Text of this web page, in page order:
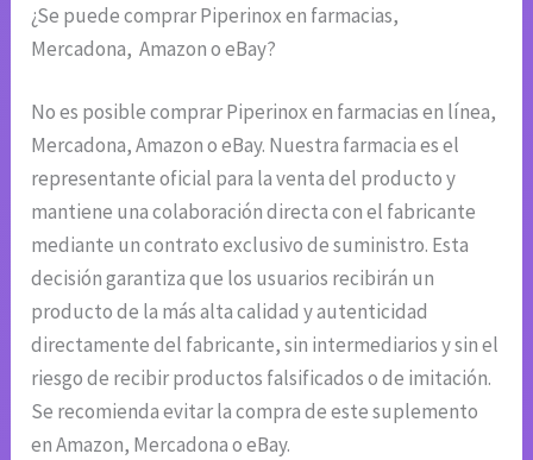
¿Se puede comprar Piperinox en farmacias,
Mercadona, Amazon o eBay?
No es posible comprar Piperinox en farmacias en línea,
Mercadona, Amazon o eBay. Nuestra farmacia es el
representante oficial para la venta del producto y
mantiene una colaboración directa con el fabricante
mediante un contrato exclusivo de suministro. Esta
decisión garantiza que los usuarios recibirán un
producto de la más alta calidad y autenticidad
directamente del fabricante, sin intermediarios y sin el
riesgo de recibir productos falsificados o de imitación.
Se recomienda evitar la compra de este suplemento
en Amazon, Mercadona o eBay.